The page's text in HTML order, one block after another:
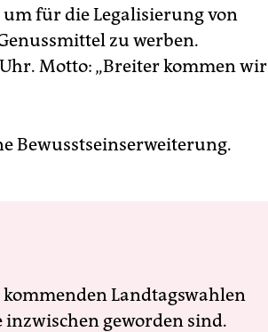
um für die Legalisierung von
zu werben.
Motto: „Breiter kommen wir
Bewusstseinserweiterung.
Landtagswahlen
geworden sind.